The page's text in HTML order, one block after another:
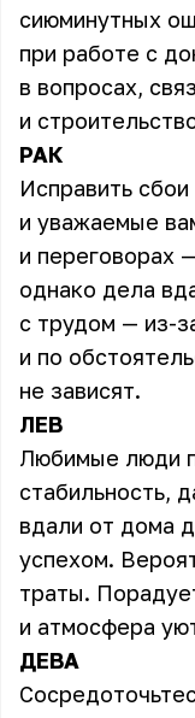
сиюминутных
при работе с
в вопросах,
и
РАК
Исправить
и уважаемые
и переговорах
однако дела
с трудом — из-
и по
не зависят.
ЛЕВ
Любимые люди
стабильность,
вдали от дома
успехом.
траты.
и атмосфера
ДЕВА